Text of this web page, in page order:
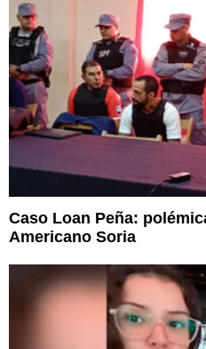
Caso Loan Peña:
Americano Soria